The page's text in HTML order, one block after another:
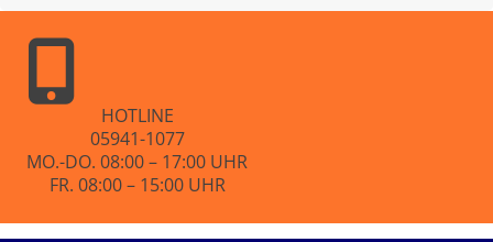
HOTLINE
05941-1077
MO.-DO. 08:00 – 17:00 UHR
FR. 08:00 – 15:00 UHR